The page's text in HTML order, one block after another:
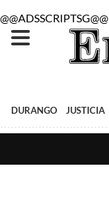
@@ADSSCRIPTSG@@
DURANGO JUSTICIA